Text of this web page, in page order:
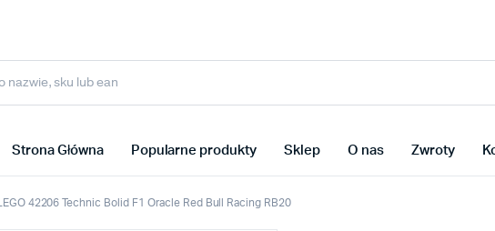
Strona Główna Popularne produkty Sklep O nas Zwroty
LEGO 42206 Technic Bolid F1 Oracle Red Bull Racing RB20